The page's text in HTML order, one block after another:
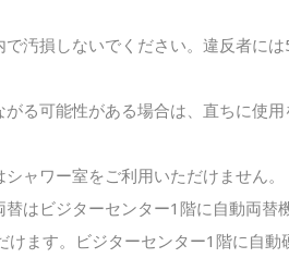
汚損しないでください。違反者に
る可能性がある場合は、直ちに使
ャワー室をご利用いただけません。
はビジターセンター1階に自動両替
ます。ビジターセンター1階に自動